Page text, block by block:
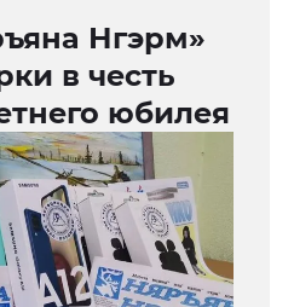
Нгэрм»
в честь
юбилея